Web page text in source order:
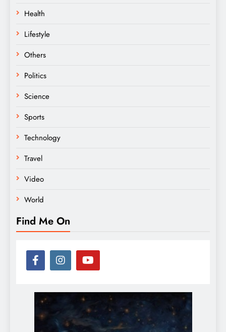
Health
Lifestyle
Others
Politics
Science
Sports
Technology
Travel
Video
World
Find Me On